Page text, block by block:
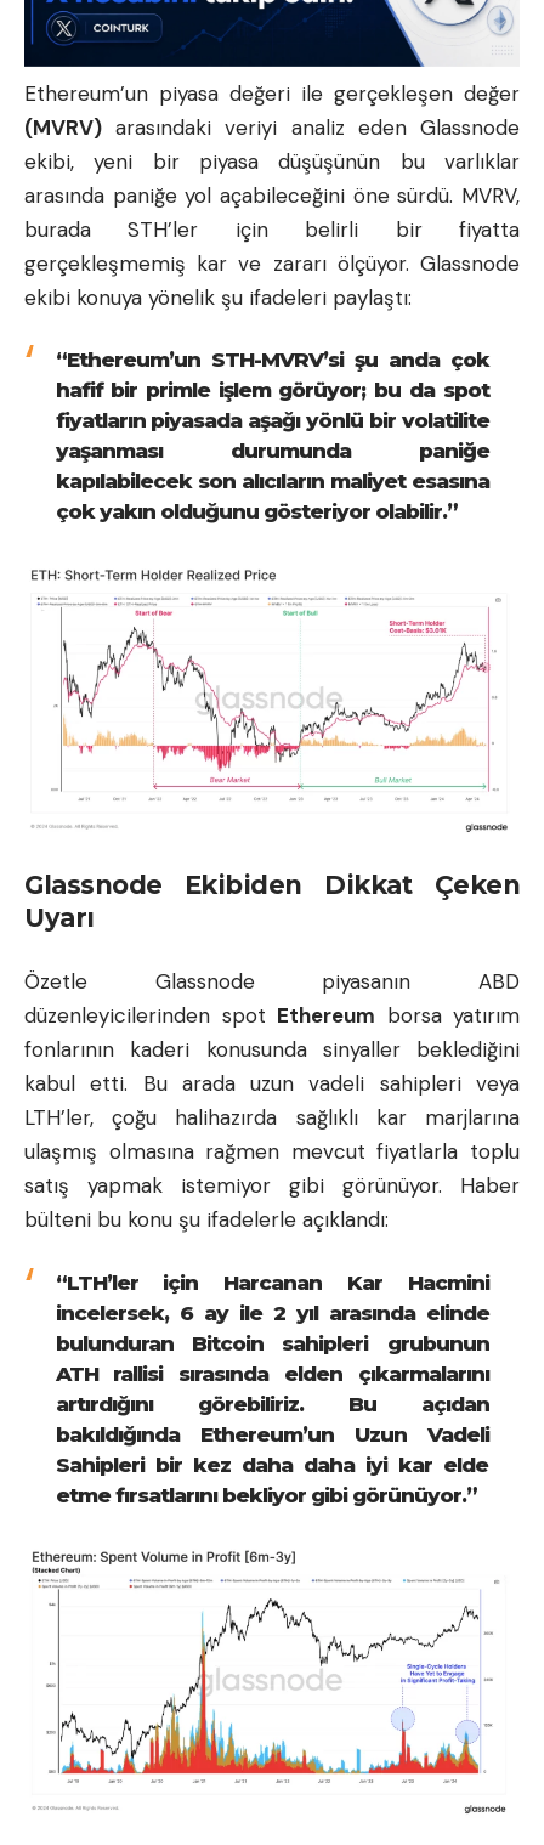
Ethereum’un piyasa değeri ile gerçekleşen değer
(MVRV) arasındaki veriyi analiz eden Glassnode
ekibi, yeni bir piyasa düşüşünün bu varlıklar
arasında paniğe yol açabileceğini öne sürdü. MVRV,
burada STH’ler için belirli bir fiyatta
gerçekleşmemiş kar ve zararı ölçüyor. Glassnode
ekibi konuya yönelik şu ifadeleri paylaştı:
“Ethereum’un STH-MVRV’si şu anda çok
hafif bir primle işlem görüyor; bu da spot
fiyatların piyasada aşağı yönlü bir volatilite
yaşanması durumunda paniğe
kapılabilecek son alıcıların maliyet esasına
çok yakın olduğunu gösteriyor olabilir.”
Glassnode Ekibiden Dikkat Çeken
Uyarı
Özetle Glassnode piyasanın ABD
düzenleyicilerinden spot Ethereum borsa yatırım
fonlarının kaderi konusunda sinyaller beklediğini
kabul etti. Bu arada uzun vadeli sahipleri veya
LTH’ler, çoğu halihazırda sağlıklı kar marjlarına
ulaşmış olmasına rağmen mevcut fiyatlarla toplu
satış yapmak istemiyor gibi görünüyor. Haber
bülteni bu konu şu ifadelerle açıklandı:
“LTH’ler için Harcanan Kar Hacmini
incelersek, 6 ay ile 2 yıl arasında elinde
bulunduran Bitcoin sahipleri grubunun
ATH rallisi sırasında elden çıkarmalarını
artırdığını görebiliriz. Bu açıdan
bakıldığında Ethereum’un Uzun Vadeli
Sahipleri bir kez daha daha iyi kar elde
etme fırsatlarını bekliyor gibi görünüyor.”